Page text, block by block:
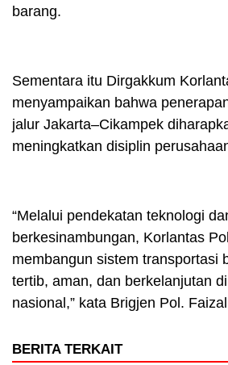
barang.
Sementara itu Dirgakkum
menyampaikan bahwa
jalur Jakarta–Cikampek
meningkatkan disiplin
“Melalui pendekatan teknologi
berkesinambungan, Korlantas
membangun sistem transportasi
tertib, aman, dan berkelanjutan
nasional,” kata Brigjen Pol.
BERITA TERKAIT